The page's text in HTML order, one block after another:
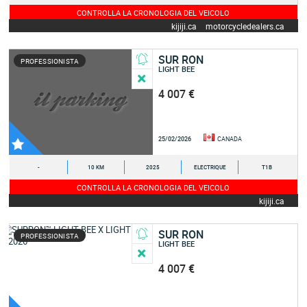
CONTROLLA LA CRONOLOGIA DEL VEICOLO
kijiji.ca motorcycledealers.ca
PROFESSIONISTA SUR RON
LIGHT BEE
4 007 €
25/02/2026 CANADA
- 10 KM 2025 ELECTRIQUE T1B
CONTROLLA LA CRONOLOGIA DEL VEICOLO
kijiji.ca
PROFESSIONISTA SUR RON
LIGHT BEE
4 007 €